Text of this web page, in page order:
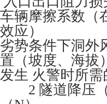
车辆摩擦系数（
效应）
劣势条件下洞外
置（坡度、海拔）
发生 火警时所
2 隧道降压（